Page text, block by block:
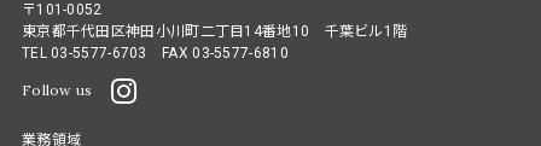
〒101-0052
東京都千代田区神田小川町二丁目14番地10 千葉ビル1階
TEL 03-5577-6703 FAX 03-5577-6810
Follow us
業務領域